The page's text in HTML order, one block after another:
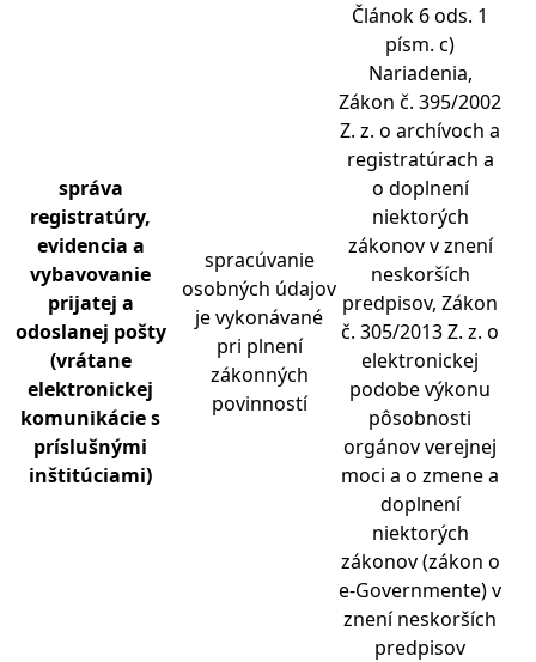
správa
registratúry,
evidencia a
vybavovanie
prijatej a
odoslanej pošty
(vrátane
elektronickej
komunikácie s
príslušnými
inštitúciami)
spracúvanie
osobných údajov
je vykonávané
pri plnení
zákonných
povinností
Článok 6 ods. 1
písm. c)
Nariadenia,
Zákon č. 395/2002
Z. z. o archívoch a
registratúrach a
o doplnení
niektorých
zákonov v znení
neskorších
predpisov, Zákon
č. 305/2013 Z. z. o
elektronickej
podobe výkonu
pôsobnosti
orgánov verejnej
moci a o zmene a
doplnení
niektorých
zákonov (zákon o
e-Governmente) v
znení neskorších
predpisov